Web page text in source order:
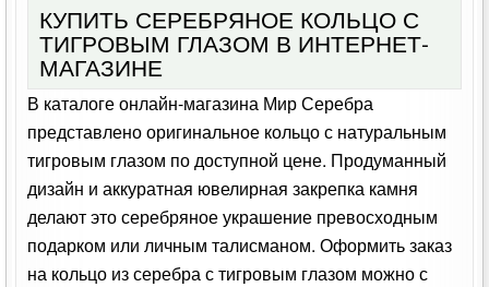
КУПИТЬ СЕРЕБРЯНОЕ КОЛЬЦО С
ТИГРОВЫМ ГЛАЗОМ В ИНТЕРНЕТ-
МАГАЗИНЕ
В каталоге онлайн-магазина Мир Серебра
представлено оригинальное кольцо с натуральным
тигровым глазом по доступной цене. Продуманный
дизайн и аккуратная ювелирная закрепка камня
делают это серебряное украшение превосходным
подарком или личным талисманом. Оформить заказ
на кольцо из серебра с тигровым глазом можно с